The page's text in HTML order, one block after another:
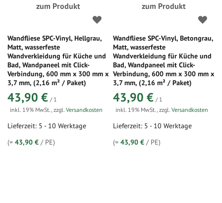
zum Produkt
Wandfliese SPC-Vinyl, Hellgrau,
Matt, wasserfeste
Wandverkleidung für Küche und
Bad, Wandpaneel mit Click-
Verbindung, 600 mm x 300 mm x
3,7 mm, (2,16 m² / Paket)
43,90 € / 1
inkl. 19% MwSt., zzgl. Versandkosten
Lieferzeit: 5 - 10 Werktage
(= 43,90 € / PE)
zum Produkt
Wandfliese SPC-Vinyl, Betongrau,
Matt, wasserfeste
Wandverkleidung für Küche und
Bad, Wandpaneel mit Click-
Verbindung, 600 mm x 300 mm x
3,7 mm, (2,16 m² / Paket)
43,90 € / 1
inkl. 19% MwSt.,zzgl.Versandkosten
Lieferzeit: 5 - 10 Werktage
(=43,90 € / PE)